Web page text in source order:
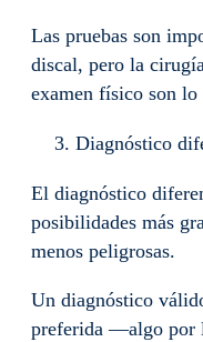
Las pruebas son
discal, pero la
examen físico son
Diagnóstico
El diagnóstico
posibilidades más
menos peligrosas.
Un diagnóstico
preferida —algo por